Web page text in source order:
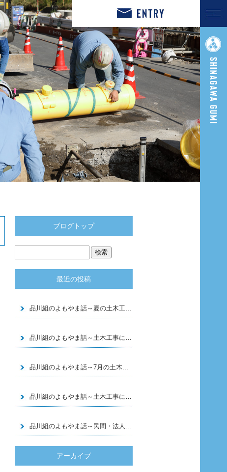
ブログトップ
最近の投稿
品川組のよもやま話～夏の土木工事で大切な暑さ対策と施工管理
品川組のよもやま話～土木工事に求められる専門性とは
品川組のよもやま話～7月の土木工事で気をつけたいポイント
品川組のよもやま話～土木工事における安全管理の大切さ
品川組のよもやま話～民間・法人・行政から求められる～
アーカイブ